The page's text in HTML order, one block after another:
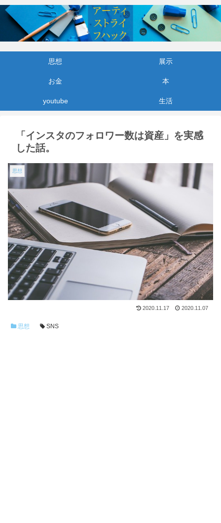
思想 展示
お金 本
youtube 生活
「インスタのフォロワー数は資産」を実感
した話。
思想
2020.11.17 2020.11.07
思想 SNS